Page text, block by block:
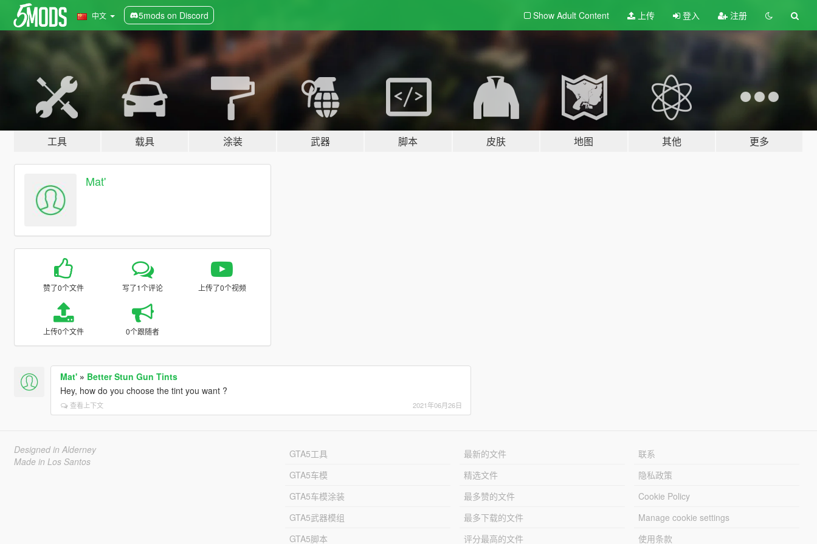
中文 5mods on Discord Show Adult Content 上传 登入 注册
工具 载具 涂装 武器 脚本 皮肤 地图 其他 更多
Mat'
赞了0个文件 写了1个评论 上传了0个视频
上传0个文件 0个跟随者
Mat'» Better Stun Gun Tints
Hey, how do you choose the tint you want ?
查看上下文 2021年06月26日
Designed in Alderney
Made in Los Santos
GTA5工具
GTA5车模
GTA5车模涂装
GTA5武器模组
GTA5脚本
最新的文件
精选文件
最多赞的文件
最多下载的文件
评分最高的文件
联系
隐私政策
Cookie Policy
Manage cookie settings
使用条款